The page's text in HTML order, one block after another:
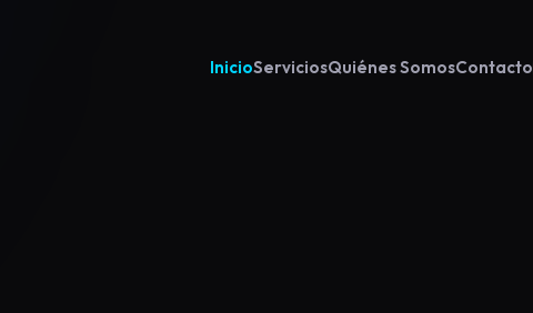
InicioServiciosQuiénes SomosContacto